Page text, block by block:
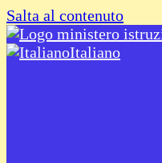
Salta al contenuto
Italiano